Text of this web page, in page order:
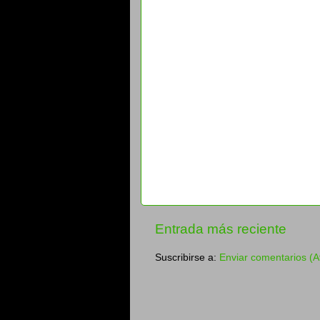
Entrada más reciente
Suscribirse a: Enviar comentarios